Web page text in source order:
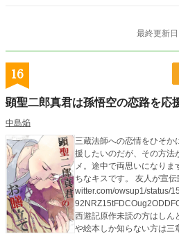
最終更新
16
顕聖二郎真君は孫悟空の恋路を応
中島焔
三蔵法師への恋情をひそか
援したいのだが、その方
メ。途中で両思いになり
ちなキスです。 友人が宣伝動
witter.com/owsup1/status/
92NRZ15tFDCOug2ODDFOQ 一話は登場人物が多い
西遊記原作未読の方はしん
や絵本しか知らない方は三